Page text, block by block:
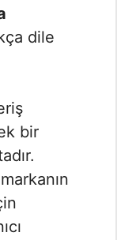
dile
bir